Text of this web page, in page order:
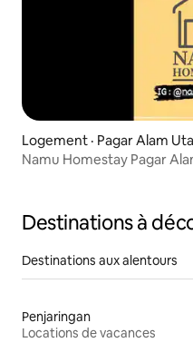
Logement · Pagar Alam
Namu Homestay Pagar
Destinations à
Destinations aux alentours
Penjaringan
Locations de vacances